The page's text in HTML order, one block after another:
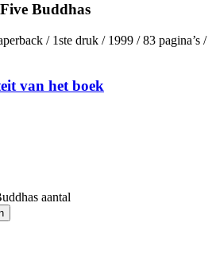
Buddhas
/ 1ste druk / 1999 / 83 pagina’s /
van het boek
aantal